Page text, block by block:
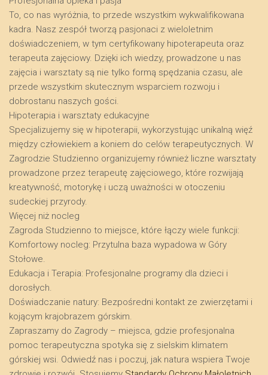
​To, co nas wyróżnia, to przede wszystkim wykwalifikowana
kadra. Nasz zespół tworzą pasjonaci z wieloletnim
doświadczeniem, w tym certyfikowany hipoterapeuta oraz
terapeuta zajęciowy. Dzięki ich wiedzy, prowadzone u nas
zajęcia i warsztaty są nie tylko formą spędzania czasu, ale
przede wszystkim skutecznym wsparciem rozwoju i
dobrostanu naszych gości.
​Hipoterapia i warsztaty edukacyjne
​Specjalizujemy się w hipoterapii, wykorzystując unikalną więź
między człowiekiem a koniem do celów terapeutycznych. W
Zagrodzie Studzienno organizujemy również liczne warsztaty
prowadzone przez terapeutę zajęciowego, które rozwijają
kreatywność, motorykę i uczą uważności w otoczeniu
sudeckiej przyrody.
​Więcej niż nocleg
​Zagroda Studzienno to miejsce, które łączy wiele funkcji:
​Komfortowy nocleg: Przytulna baza wypadowa w Góry
Stołowe.
​Edukacja i Terapia: Profesjonalne programy dla dzieci i
dorosłych.
​Doświadczanie natury: Bezpośredni kontakt ze zwierzętami i
kojącym krajobrazem górskim.
​Zapraszamy do Zagrody – miejsca, gdzie profesjonalna
pomoc terapeutyczna spotyka się z sielskim klimatem
górskiej wsi. Odwiedź nas i poczuj, jak natura wspiera Twoje